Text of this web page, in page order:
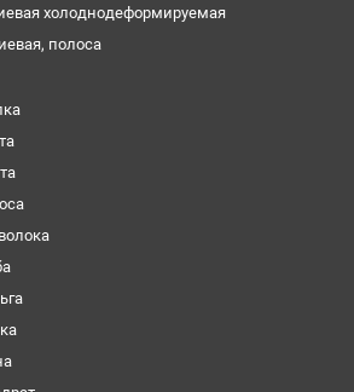
холоднодеформируемая
полоса